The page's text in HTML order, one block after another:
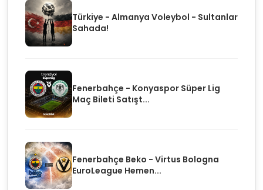
Türkiye - Almanya Voleybol - Sultanlar
Sahada!
Fenerbahçe - Konyaspor Süper Lig
Maç Bileti Satışt...
Fenerbahçe Beko - Virtus Bologna
EuroLeague Hemen...